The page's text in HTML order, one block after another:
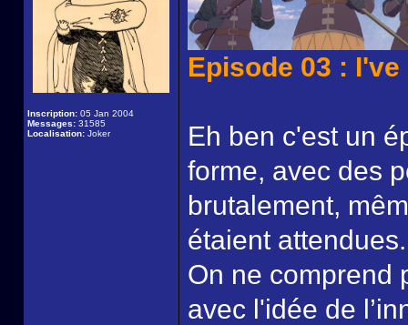
Inscription: 05 Jan 2004
Messages: 31585
Localisation: Joker
Episode 03 :
Eh ben c'est un
forme, avec des
brutalement,
étaient attendues.
On ne comprend
avec l'idée de